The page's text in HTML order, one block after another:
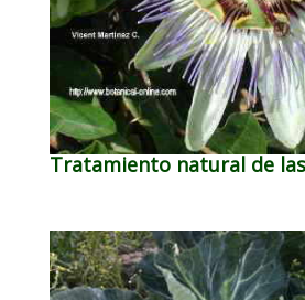
Tratamiento natural de